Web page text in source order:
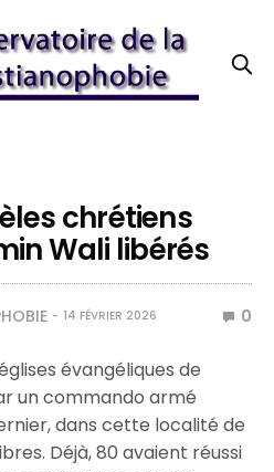
chrétiens
Wali libérés
14 FÉVRIER 2026 0
évangéliques de
un commando armé
dans cette localité de
Déjà, 80 avaient réussi